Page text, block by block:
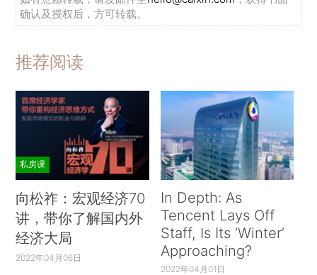
确认及授权后，方可转载。
推荐阅读
私房课
向松祚：宏观经济70
讲，带你了解国内外
经济大局
2022年04月06日
In Depth: As
Tencent Lays Off
Staff, Is Its ‘Winter’
Approaching?
2022年04月01日